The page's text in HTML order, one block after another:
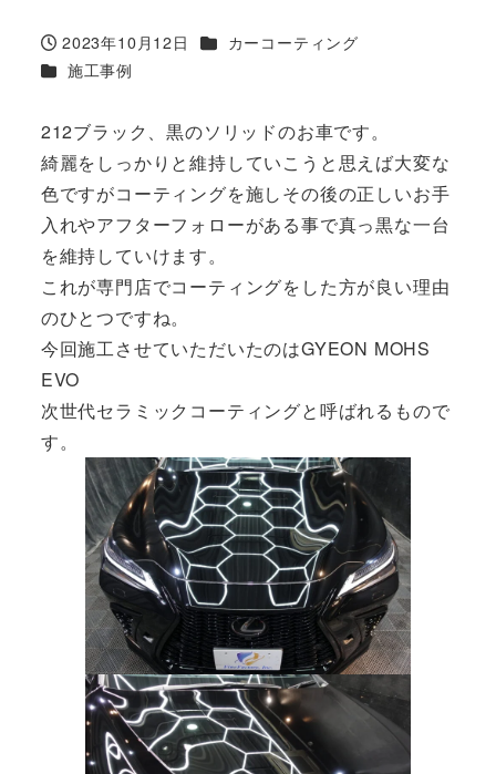
投稿日
2023年10月12日 カテゴリー
カーコーティング
カテゴリー
施工事例
212ブラック、黒のソリッドのお車です。
綺麗をしっかりと維持していこうと思えば大変な
色ですがコーティングを施しその後の正しいお手
入れやアフターフォローがある事で真っ黒な一台
を維持していけます。
これが専門店でコーティングをした方が良い理由
のひとつですね。
今回施工させていただいたのはGYEON MOHS
EVO
次世代セラミックコーティングと呼ばれるもので
す。